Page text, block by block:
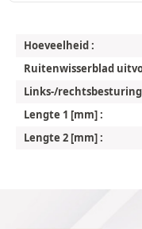
Hoeveelheid :
Ruitenwisserblad
Links-/
Lengte 1 [mm] :
Lengte 2 [mm] :